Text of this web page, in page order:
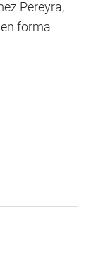
Pereyra,
forma